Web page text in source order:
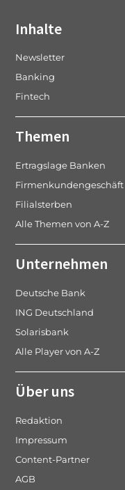
Inhalte
Newsletter
Banking
Fintech
Themen
Ertragslage Banken
Firmenkundengeschäft
Filialsterben
Alle Themen von A-Z
Unternehmen
Deutsche Bank
ING Deutschland
Solarisbank
Alle Player von A-Z
Über uns
Redaktion
Impressum
Content-Partner
AGB